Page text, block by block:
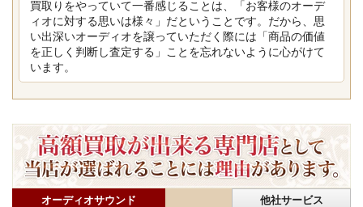
買取りをやっていて一番感じることは、「お客様のオーデ
ィオに対する思いは様々」だということです。だから、思
い出深いオーディオを譲っていただく際には「商品の価値
を正しく判断し査定する」ことを忘れないように心がけて
います。
オーディオサウンド 他社サービス